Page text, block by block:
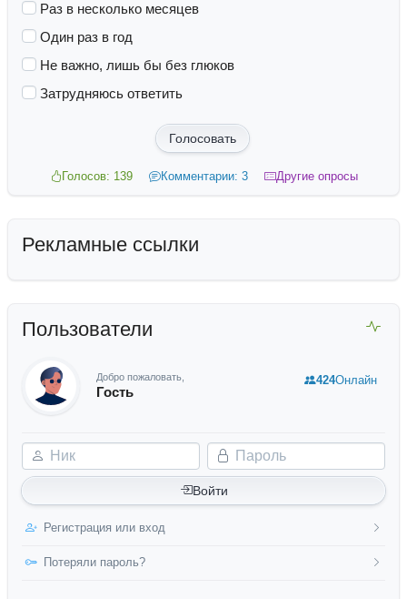
Раз в несколько месяцев
Один раз в год
Не важно, лишь бы без глюков
Затрудняюсь ответить
Голосовать
Голосов: 139 Комментарии: 3 Другие опросы
Рекламные ссылки
Пользователи
Добро пожаловать,
Гость
Ник Пароль
Войти
Регистрация или вход
Потеряли пароль?
424Онлайн